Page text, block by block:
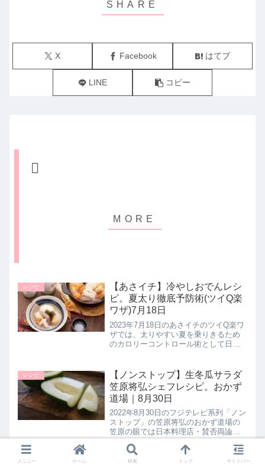
X Facebook はてブ
LINE コピー
レシピ
【あさイチ】冷やしおでんレシ
ピ。夏太り徹底予防術(ツイQ楽
ワザ)7月18日
2023年7月18日のあさイチのツイQ楽ワ
ザでは、太りやすい夏を乗りきるため
のカロリーコントロール術として日本
方を教えてくれたので詳しく紹介しま
す。>>あさイチ記事一覧は...
レシピ
【ノンストップ】生冬瓜サラダ
笠原将弘シェフレシピ。おかず
道場｜8月30日
2022年8月30日のフジテレビ系列「ノン
ストップ」の笠原将弘のおかず道場の
笠原の眼では日本料理店・賛否両論の
笠原将弘シェフが【生冬瓜サラダ】の
作り方を教えてくれたので詳しく紹介
します。>>ノンストップ記事一覧はこ
志麻さんレシピ 【沸騰ワード10】 ホタテのメン
メニュー ホーム 検索 トップ サイドバー